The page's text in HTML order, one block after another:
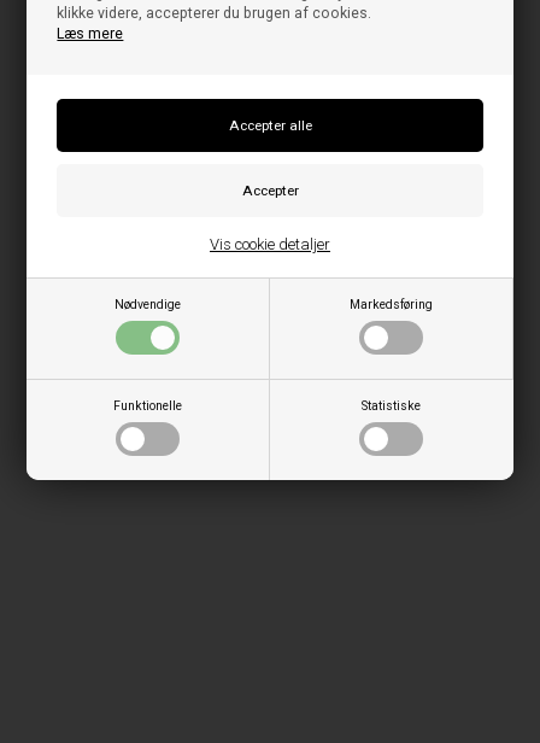
klikke videre, accepterer du brugen af cookies.
Læs mere
Nødvendige Markedsføring
Funktionelle Statistiske
Vis cookie detaljer